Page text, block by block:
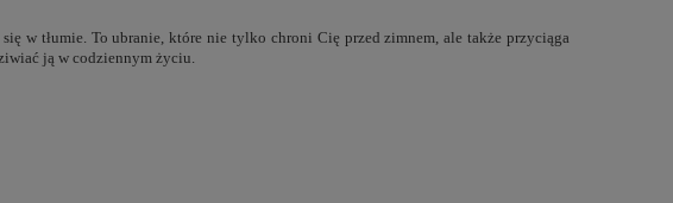
w tłumie. To ubranie, które nie tylko chroni Cię przed zimnem, ale także przyciąga
ją w codziennym życiu.